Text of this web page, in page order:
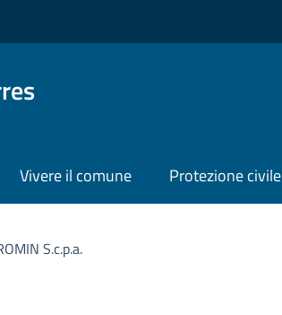
Vivere il comune Protezione civile
S.c.p.a.